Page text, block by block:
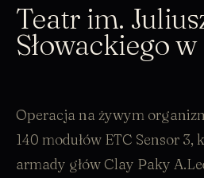
Teatr im.
Słowackiego
Operacja na żywym
140 modułów ETC Sensor
armady głów Clay Paky